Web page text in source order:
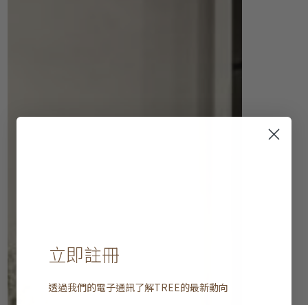
立即註冊
透過我們的電子通訊了解TREE的最新動向